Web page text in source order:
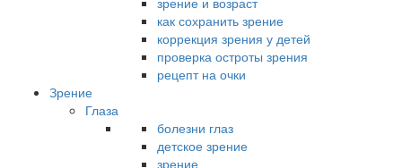
как сохранить зрение
коррекция зрения у детей
проверка остроты зрения
рецепт на очки
Зрение
Глаза
болезни глаз
детское зрение
зрение